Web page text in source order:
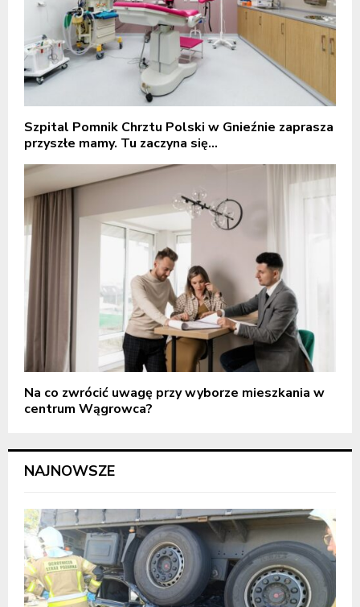
Szpital Pomnik Chrztu Polski w Gnieźnie zaprasza
przyszłe mamy. Tu zaczyna się...
Na co zwrócić uwagę przy wyborze mieszkania w
centrum Wągrowca?
NAJNOWSZE